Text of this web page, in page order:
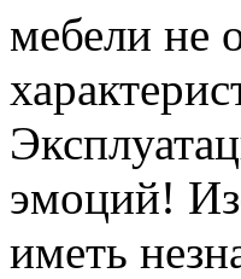
мебели не
эмоций!
иметь